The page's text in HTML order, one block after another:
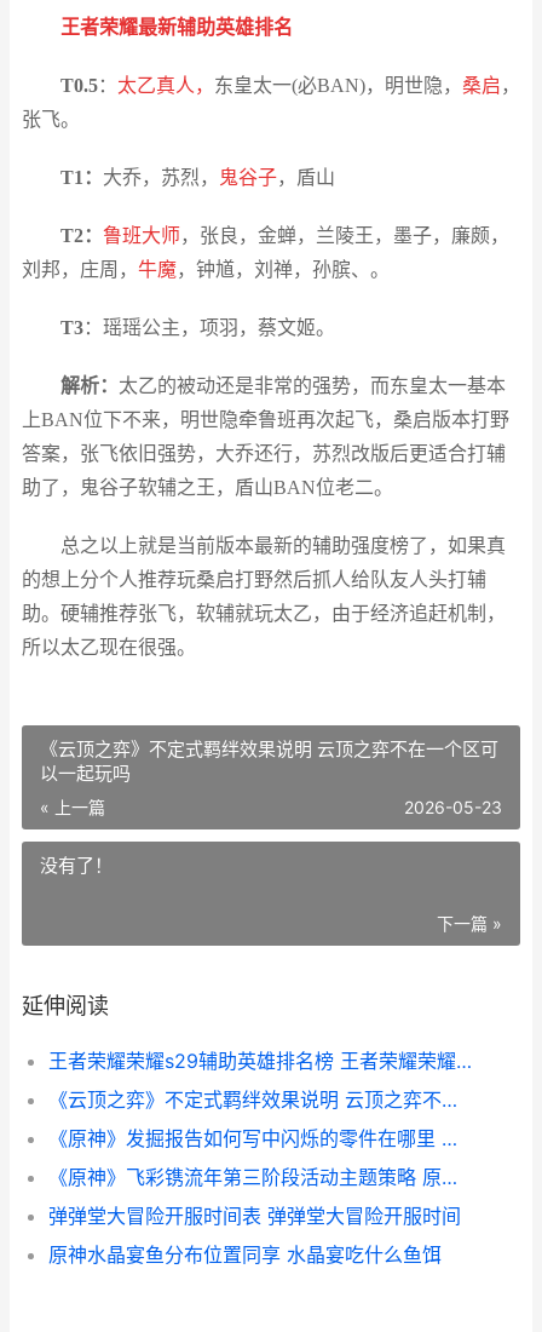
王者荣耀最新辅助英雄排名
T0.5： 太乙真人， 东皇太一(必BAN)，明世隐， 桑启 ，
张飞。
T1： 大乔，苏烈， 鬼谷子，盾山
T2： 鲁班大师 ，张良，金蝉，兰陵王，墨子，廉颇，
刘邦，庄周， 牛魔，钟馗，刘禅，孙膑、。
T3：瑶瑶公主，项羽，蔡文姬。
解析： 太乙的被动还是非常的强势，而东皇太一基本
上BAN位下不来，明世隐牵鲁班再次起飞，桑启版本打野
答案，张飞依旧强势，大乔还行，苏烈改版后更适合打辅
助了，鬼谷子软辅之王，盾山BAN位老二。
总之以上就是当前版本最新的辅助强度榜了，如果真
的想上分个人推荐玩桑启打野然后抓人给队友人头打辅
助。硬辅推荐张飞，软辅就玩太乙，由于经济追赶机制，
所以太乙现在很强。
《云顶之弈》不定式羁绊效果说明 云顶之弈不在一个区可
以一起玩吗
« 上一篇 2026-05-23
没有了！
下一篇 »
延伸阅读
王者荣耀荣耀s29辅助英雄排名榜 王者荣耀荣耀之章
《云顶之弈》不定式羁绊效果说明 云顶之弈不在一个区可以一起玩吗
《原神》发掘报告如何写中闪烁的零件在哪里 原神带发现
《原神》飞彩镌流年第三阶段活动主题策略 原神 飞
弹弹堂大冒险开服时间表 弹弹堂大冒险开服时间
原神水晶宴鱼分布位置同享 水晶宴吃什么鱼饵